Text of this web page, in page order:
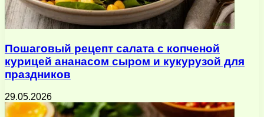
Пошаговый рецепт салата с копченой
курицей ананасом сыром и кукурузой для
праздников
29.05.2026